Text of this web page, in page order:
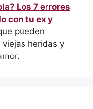
Los 7 errores
con tu ex y
pueden
heridas y